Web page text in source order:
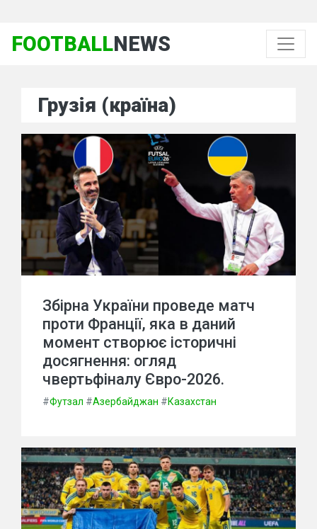
FOOTBALLNEWS
Грузія (країна)
Збірна України проведе матч
проти Франції, яка в даний
момент створює історичні
досягнення: огляд
чвертьфіналу Євро-2026.
#Футзал #Азербайджан #Казахстан